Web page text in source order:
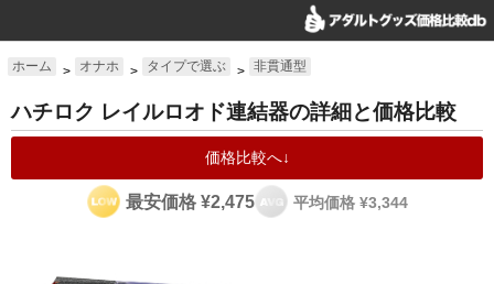
ホーム > オナホ > タイプで選ぶ > 非貫通型
ハチロク レイルロオド連結器の詳細と価格比較
価格比較へ↓
最安価格 ¥2,475 平均価格 ¥3,344